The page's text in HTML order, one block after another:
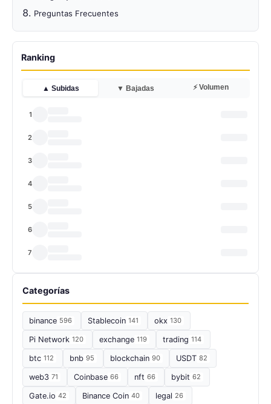
Preguntas Frecuentes
Ranking
▲ Subidas ▼ Bajadas ⚡ Volumen
1
2
3
4
5
6
7
Categorías
binance 596 Stablecoin 141 okx 130
Pi Network 120 exchange 119 trading 114
btc 112 bnb 95 blockchain 90 USDT 82
web3 71 Coinbase 66 nft 66 bybit 62
Gate.io 42 Binance Coin 40 legal 26